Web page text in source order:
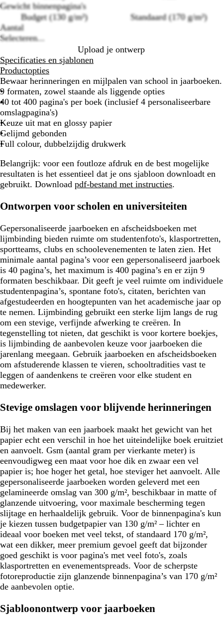
Gewicht binnenpagina's
Budget (130 g/m²)
Standaard (170 g/m²)
Aantal
Selecteren...
Upload je ontwerp
Specificaties en sjablonen
Productopties
Bewaar herinneringen en mijlpalen van school in jaarboeken.
9 formaten, zowel staande als liggende opties
40 tot 400 pagina's per boek (inclusief 4 personaliseerbare
omslagpagina's)
Keuze uit mat en glossy papier
Gelijmd gebonden
Full colour, dubbelzijdig drukwerk
Belangrijk: voor een foutloze afdruk en de best mogelijke
resultaten is het essentieel dat je ons sjabloon downloadt en
gebruikt. Download pdf-bestand met instructies.
Ontworpen voor scholen en universiteiten
Gepersonaliseerde jaarboeken en afscheidsboeken met
lijmbinding bieden ruimte om studentenfoto's, klasportretten,
sportteams, clubs en schoolevenementen te laten zien. Het
minimale aantal pagina’s voor een gepersonaliseerd jaarboek
is 40 pagina’s, het maximum is 400 pagina’s en er zijn 9
formaten beschikbaar. Dit geeft je veel ruimte om individuele
studentenpagina’s, spontane foto's, citaten, berichten van
afgestudeerden en hoogtepunten van het academische jaar op
te nemen. Lijmbinding gebruikt een sterke lijm langs de rug
om een stevige, verfijnde afwerking te creëren. In
tegenstelling tot nieten, dat geschikt is voor kortere boekjes,
is lijmbinding de aanbevolen keuze voor jaarboeken die
jarenlang meegaan. Gebruik jaarboeken en afscheidsboeken
om afstuderende klassen te vieren, schooltradities vast te
leggen of aandenkens te creëren voor elke student en
medewerker.
Stevige omslagen voor blijvende herinneringen
Bij het maken van een jaarboek maakt het gewicht van het
papier echt een verschil in hoe het uiteindelijke boek eruitziet
en aanvoelt. Gsm (aantal gram per vierkante meter) is
eenvoudigweg een maat voor hoe dik en zwaar een vel
papier is; hoe hoger het getal, hoe steviger het aanvoelt. Alle
gepersonaliseerde jaarboeken worden geleverd met een
gelamineerde omslag van 300 g/m², beschikbaar in matte of
glanzende uitvoering, voor maximale bescherming tegen
slijtage en herhaaldelijk gebruik. Voor de binnenpagina's kun
je kiezen tussen budgetpapier van 130 g/m² – lichter en
ideaal voor boeken met veel tekst, of standaard 170 g/m²,
wat een dikker, meer premium gevoel geeft dat bijzonder
goed geschikt is voor pagina's met veel foto's, zoals
klasportretten en evenementspreads. Voor de scherpste
fotoreproductie zijn glanzende binnenpagina’s van 170 g/m²
de aanbevolen optie.
Sjabloonontwerp voor jaarboeken